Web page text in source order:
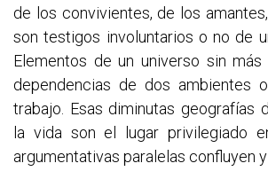
de los convivientes, de los
son testigos involuntarios o no de
Elementos de un universo sin
dependencias de dos ambientes
trabajo. Esas diminutas geografías
la vida son el lugar privilegiado
argumentativas paralelas confluyen